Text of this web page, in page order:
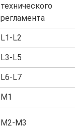
технического
регламента
L1-L2
L3-L5
L6-L7
M1
M2-M3